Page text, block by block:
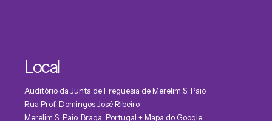
Local
Auditório da Junta de Freguesia de Merelim S. Paio
Rua Prof. Domingos José Ribeiro
Merelim S. Paio, Braga Portugal + Mapa do Google